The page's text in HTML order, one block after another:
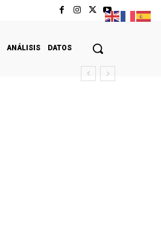
ANÁLISIS DATOS